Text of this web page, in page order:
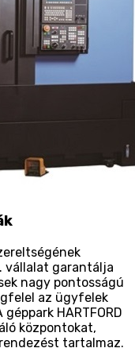
vállalat garantálja
nagy pontosságú
az ügyfelek
HARTFORD
központokat,
tartalmaz.